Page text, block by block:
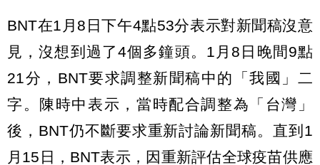
BNT在1月8日下午4點53分表示對新聞稿沒意
見，沒想到過了4個多鐘頭。1月8日晚間9點
21分，BNT要求調整新聞稿中的「我國」二
字。陳時中表示，當時配合調整為「台灣」
後，BNT仍不斷要求重新討論新聞稿。直到1
月15日，BNT表示，因重新評估全球疫苗供應